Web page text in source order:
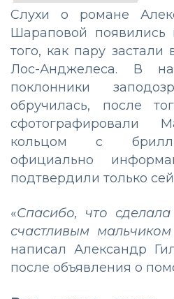
Слухи о романе
Шараповой появились
того, как пару застали
Лос-Анджелеса. В
поклонники
обручилась, после
кольцом с
официально
подтвердили только
«Спасибо, что
счастливым
написал Александр
после объявления о